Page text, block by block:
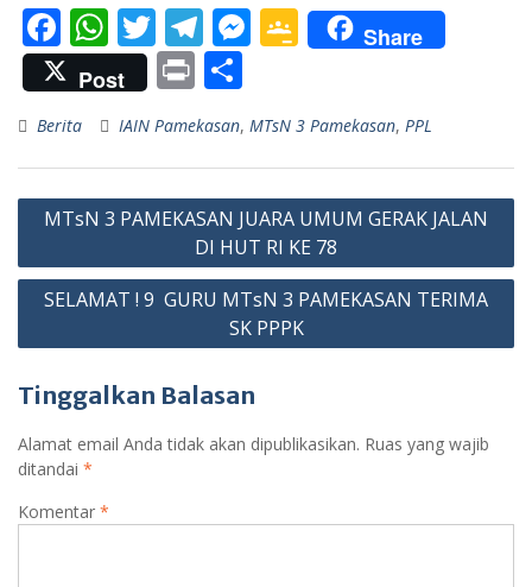
F
ac
e
b
o
o
k
W
h
at
s
A
p
p
T
w
itt
er
T
el
e
gr
a
m
M
e
n
g
er
G
o
gl
e
Cl
as
sr
o
Share
Post
Pr
in
t
h
ar
e
Berita IAIN Pamekasan, MTsN 3 Pamekasan, PPL
Navigasi
MTsN 3 PAMEKASAN JUARA UMUM GERAK JALAN
DI HUT RI KE 78
SELAMAT ! 9 GURU MTsN 3 PAMEKASAN TERIMA
SK PPPK
Tinggalkan Balasan
Alamat email Anda tidak akan dipublikasikan. Ruas yang wajib
ditandai *
Komentar *